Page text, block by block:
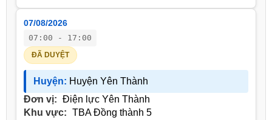
07/08/2026
07:00 - 17:00
ĐÃ DUYỆT
Huyện: Huyện Yên Thành
Đơn vị: Điện lực Yên Thành
Khu vực: TBA Đồng thành 5